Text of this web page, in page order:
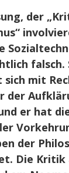
der
falsch.
sich mit
der
er hat
der
Die Kritik